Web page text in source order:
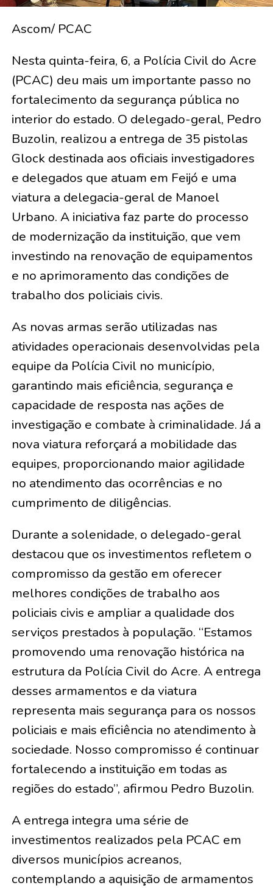
Ascom/ PCAC
Nesta quinta-feira, 6, a Polícia Civil do Acre
(PCAC) deu mais um importante passo no
fortalecimento da segurança pública no
interior do estado. O delegado-geral, Pedro
Buzolin, realizou a entrega de 35 pistolas
Glock destinada aos oficiais investigadores
e delegados que atuam em Feijó e uma
viatura a delegacia-geral de Manoel
Urbano. A iniciativa faz parte do processo
de modernização da instituição, que vem
investindo na renovação de equipamentos
e no aprimoramento das condições de
trabalho dos policiais civis.
As novas armas serão utilizadas nas
atividades operacionais desenvolvidas pela
equipe da Polícia Civil no município,
garantindo mais eficiência, segurança e
capacidade de resposta nas ações de
investigação e combate à criminalidade. Já a
nova viatura reforçará a mobilidade das
equipes, proporcionando maior agilidade
no atendimento das ocorrências e no
cumprimento de diligências.
Durante a solenidade, o delegado-geral
destacou que os investimentos refletem o
compromisso da gestão em oferecer
melhores condições de trabalho aos
policiais civis e ampliar a qualidade dos
serviços prestados à população. “Estamos
promovendo uma renovação histórica na
estrutura da Polícia Civil do Acre. A entrega
desses armamentos e da viatura
representa mais segurança para os nossos
policiais e mais eficiência no atendimento à
sociedade. Nosso compromisso é continuar
fortalecendo a instituição em todas as
regiões do estado”, afirmou Pedro Buzolin.
A entrega integra uma série de
investimentos realizados pela PCAC em
diversos municípios acreanos,
contemplando a aquisição de armamentos